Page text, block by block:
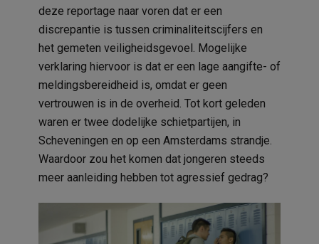
deze reportage naar voren dat er een
discrepantie is tussen criminaliteitscijfers en
het gemeten veiligheidsgevoel. Mogelijke
verklaring hiervoor is dat er een lage aangifte- of
meldingsbereidheid is, omdat er geen
vertrouwen is in de overheid. Tot kort geleden
waren er twee dodelijke schietpartijen, in
Scheveningen en op een Amsterdams strandje.
Waardoor zou het komen dat jongeren steeds
meer aanleiding hebben tot agressief gedrag?